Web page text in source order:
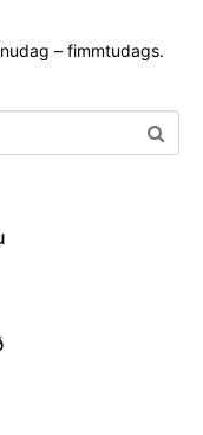
– fimmtudags.